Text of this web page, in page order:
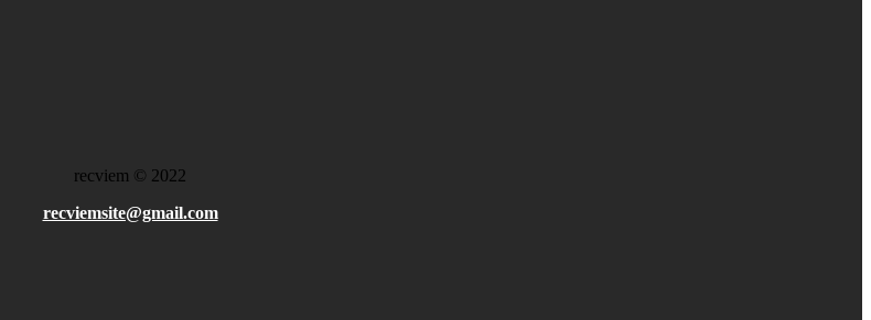
recviem © 2022
recviemsite@gmail.com